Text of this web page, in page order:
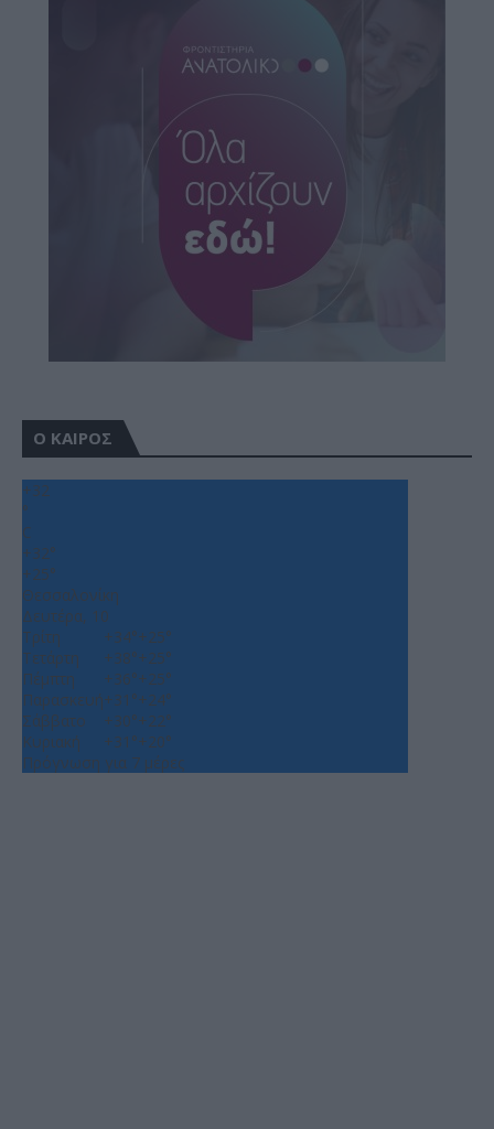
Ο ΚΑΙΡΟΣ
+32
°
C
+32°
+25°
Θεσσαλονίκη
Δευτέρα, 10
Τρίτη
+34°+25°
Τετάρτη
+38°+25°
Πέμπτη
+36°+25°
Παρασκευή+31°+24°
Σάββατο
+30°+22°
Κυριακή
+31°+20°
Πρόγνωση για 7 μέρες